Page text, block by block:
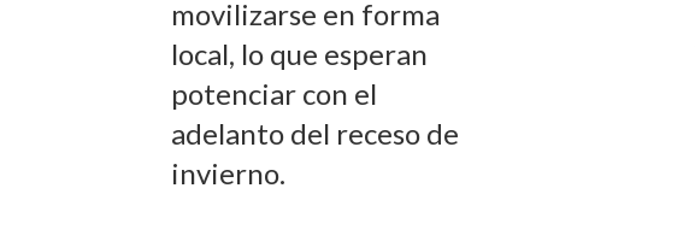
movilizarse en forma
local, lo que esperan
potenciar con el
adelanto del receso de
invierno.